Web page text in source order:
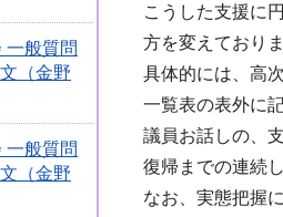
一般質問
（金野
一般質問
（金野
こうした支援に
方を変えており
具体的には、高
一覧表の表外に
議員お話しの、
復帰までの連続
なお、実態把握